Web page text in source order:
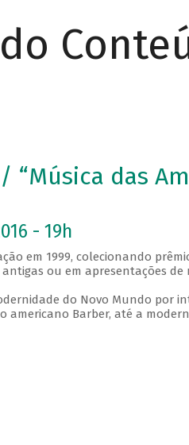
“Música das
- 19h
em 1999, colecionando
ou em apresentações de
do Novo Mundo por
americano Barber, até a